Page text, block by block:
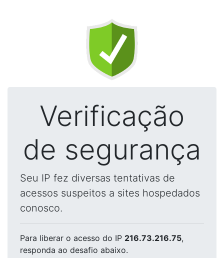
Verificação
de segurança
Seu IP fez diversas tentativas de
acessos suspeitos a sites hospedados
conosco.
Para liberar o acesso do IP 216.73.216.75,
responda ao desafio abaixo.